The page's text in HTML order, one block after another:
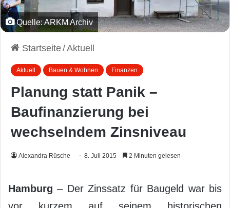
Quelle: ARKM Archiv
Startseite/Aktuell
Aktuell Bauen & Wohnen Finanzen
Planung statt Panik –
Baufinanzierung bei
wechselndem Zinsniveau
Alexandra Rüsche 8. Juli 2015 2 Minuten gelesen
Hamburg – Der Zinssatz für Baugeld war bis
vor kurzem auf seinem historischen